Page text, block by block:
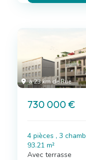
à 23 km de Rue
730 000 €
4 pièces , 3
93.21 m²
Avec terrasse